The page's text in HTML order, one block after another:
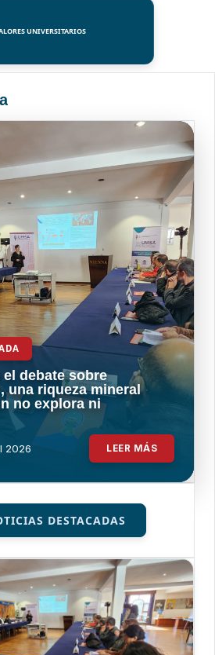
UNIVERSITARIOS
el debate sobre
una riqueza mineral
no explora ni
2026 LEER MÁS
DESTACADAS